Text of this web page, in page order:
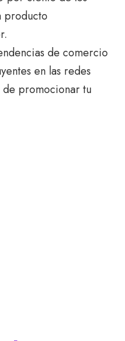
producto
de comercio
en las redes
de promocionar tu